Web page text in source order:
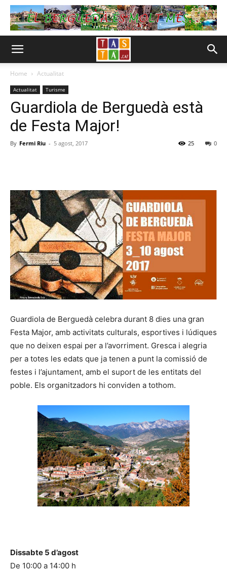
Home Actualitat
Actualitat Turisme
Guardiola de Berguedà està
de Festa Major!
By Fermi Riu - 5 agost, 2017 0
25
Guardiola de Berguedà celebra durant 8 dies una gran
Festa Major, amb activitats culturals, esportives i lúdiques
que no deixen espai per a l’avorriment. Gresca i alegria
per a totes les edats que ja tenen a punt la comissió de
festes i l’ajuntament, amb el suport de les entitats del
poble. Els organitzadors hi conviden a tothom.
Dissabte 5 d’agost
De 10:00 a 14:00 h